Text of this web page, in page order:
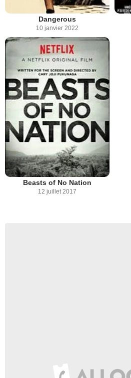
Dangerous
10 janvier 2022
Beasts of No Nation
12 juillet 2017